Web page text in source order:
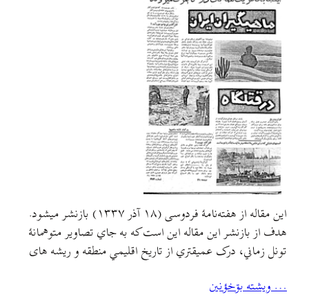
اين مقاله از هفته‌نامهٔ فردوسی (۱۸ آذر ۱۳۳۷) بازنشر ميشود.
هدف از بازنشر اين مقاله اين است که به جاي تصاوير متوهمانهٔ
تونل زماني، درک عميقتري از تاريخ اقليمي منطقه و ريشه های
به شکل بهره‌برداري سودمحور از طبيعت هوشيارتر شويم.از تمام
… ويشته بۊخؤنين